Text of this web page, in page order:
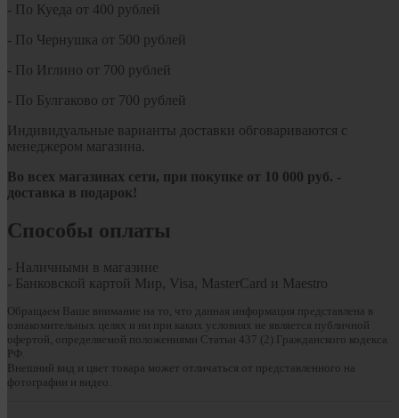
- По Куеда от 400 рублей
- По Чернушка от 500 рублей
- По Иглино от 700 рублей
- По Булгаково от 700 рублей
Индивидуальные варианты доставки обговариваются с
менеджером магазина.
Во всех магазинах сети, при покупке от 10 000 руб. -
доставка в подарок!
Способы оплаты
- Наличными в магазине
- Банковской картой Мир, Visa, MasterCard и Maestro
Обращаем Ваше внимание на то, что данная информация представлена в
ознакомительных целях и ни при каких условиях не является публичной
офертой, определяемой положениями Статьи 437 (2) Гражданского кодекса
РФ.
Внешний вид и цвет товара может отличаться от представленного на
фотографии и видео.